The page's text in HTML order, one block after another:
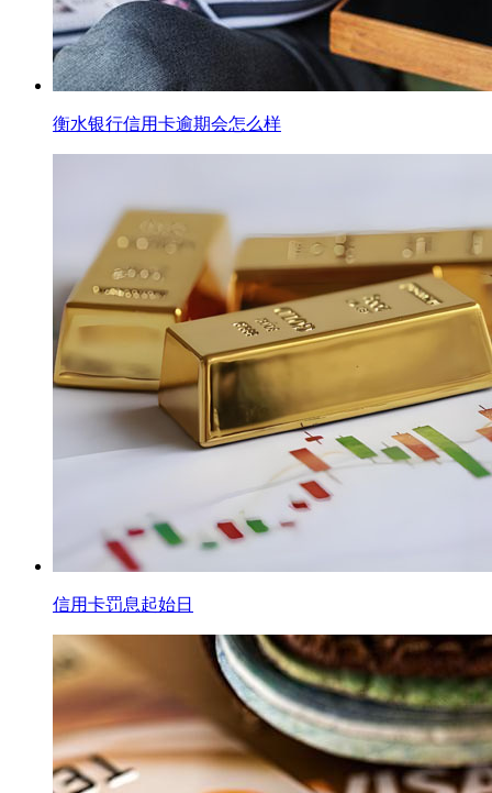
衡水银行信用卡逾期会怎么样
信用卡罚息起始日